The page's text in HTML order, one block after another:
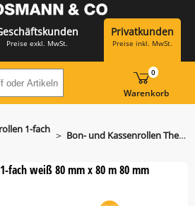
Preise exkl. MwSt.
Privatkunden
Preise inkl. MwSt.
Suchbegriff oder Artikelnummer hier
Warenkorb
0
1-fach > Bon- und Kassenrollen Thermorolle 80 mm x 80 m
fach weiß 80 mm x 80 m 80 mm